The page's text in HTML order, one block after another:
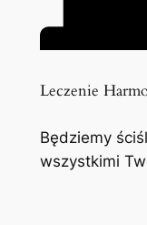
Leczenie
Będziemy
wszystkimi